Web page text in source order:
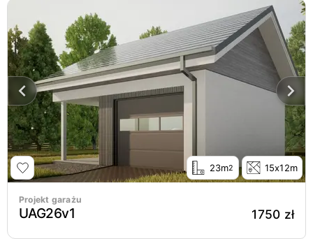
23m2 15x12m
Projekt garażu
UAG26v1 1750 zł